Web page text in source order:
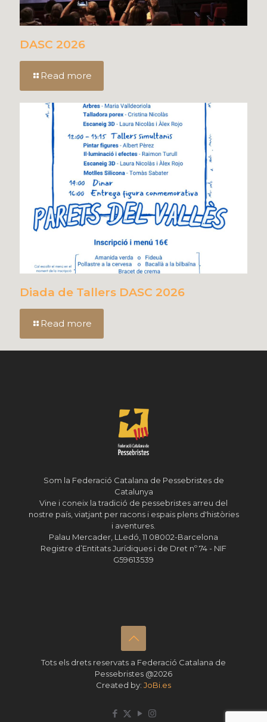
DASC 2026
Read more
Diada de Tallers DASC 2026
Read more
Som la Federació Catalana de Pessebristes de
Catalunya
Vine i coneix la tradició de pessebristes arreu del
nostre país, viatjant per racons i espais plens d'històries
i aventures.
Palau Mercader, LLedó, 11 08002-Barcelona
Registre d’Entitats Jurídiques i de Dret nº 74 - NIF
G59613539
Tots els drets reservats a Federació Catalana de
Pessebristes @2026
Created by: JoBi.es